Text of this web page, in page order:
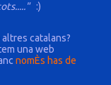
:)
catalans?
una web
nomÈs has de